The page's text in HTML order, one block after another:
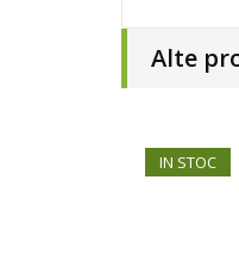
Alte
IN STOC